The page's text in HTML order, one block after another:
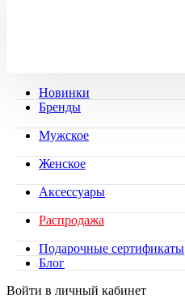
Новинки
Бренды
Мужское
Женское
Аксессуары
Распродажа
Подарочные сертификаты
Блог
Войти в личный кабинет